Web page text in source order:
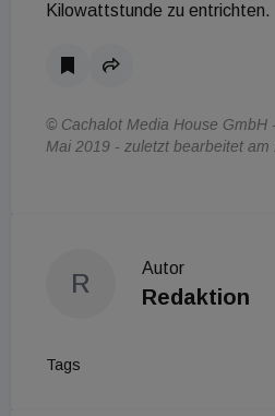
Kilowattstunde zu entrichten.
© Cachalot Media House GmbH
Mai 2019 - zuletzt bearbeitet
R
Autor
Redaktion
Tags